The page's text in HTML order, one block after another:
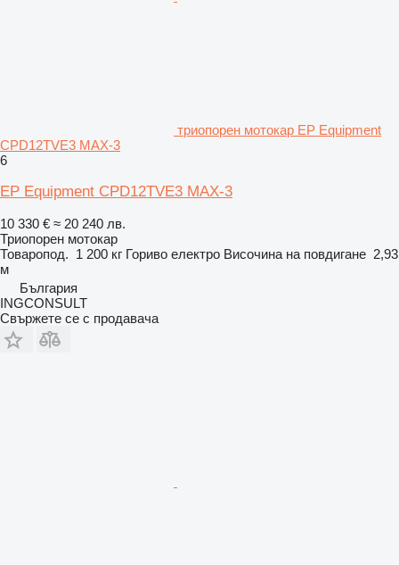
триопорен мотокар EP Equipment
CPD12TVE3 MAX-3
6
EP Equipment CPD12TVE3 MAX-3
10 330 € ≈ 20 240 лв.
Триопорен мотокар
Товаропод. 1 200 кг Гориво електро Височина на повдигане 2,93
м
България
INGCONSULT
Свържете се с продавача